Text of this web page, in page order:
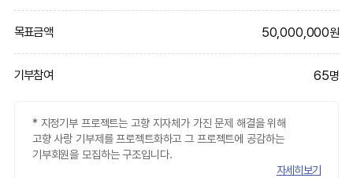
목표금액 50,000,000원
기부참여 65명
* 지정기부 프로젝트는 고향 지자체가 가진 문제 해결을 위해
고향 사랑 기부제를 프로젝트화하고 그 프로젝트에 공감하는
기부회원을 모집하는 구조입니다.
자세히보기